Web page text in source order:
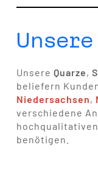
Unsere Quarze,
beliefern
Niedersachsen,
verschiedene
benötigen.